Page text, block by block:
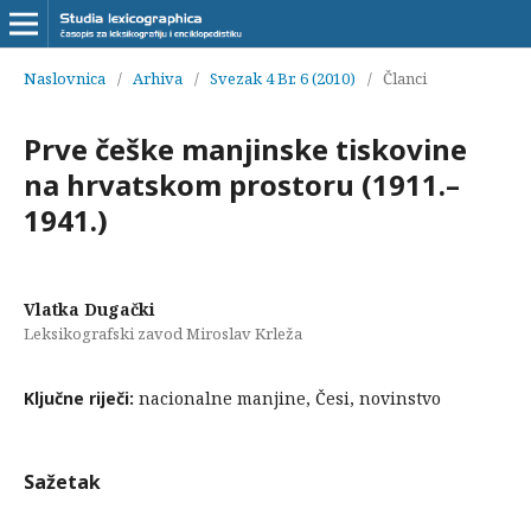
Naslovnica / Arhiva / Svezak 4 Br. 6 (2010) / Članci
Prve češke manjinske tiskovine
na hrvatskom prostoru (1911.–
1941.)
Vlatka Dugački
Leksikografski zavod Miroslav Krleža
Ključne riječi: nacionalne manjine, Česi, novinstvo
Sažetak